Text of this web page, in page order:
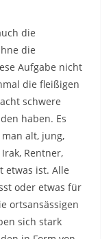
die
die
Aufgabe nicht
die fleißigen
schwere
haben. Es
alt, jung,
Rentner,
etwas ist. Alle
oder etwas für
ortsansässigen
sich stark